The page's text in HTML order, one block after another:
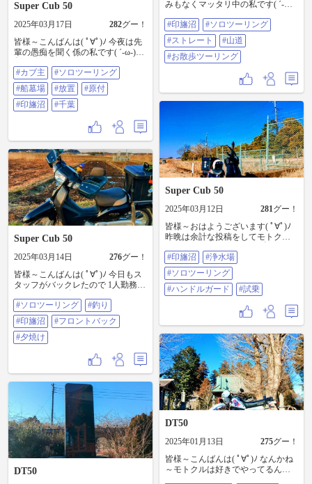
Super Cub 50
2025年03月17日 282グー！
皆様～こんばんは( ﾟ∀ﾟ)ﾉ 今夜は先
輩の愚痴を聞く係の私です( ´-ω-)y‐
を走ります 網やら鰻の仕掛けが散
乱されてる脇道を通ると放置され
た船が表れます 廃業になった漁師
が捨てていったんですかね 見物さ
ロツーリング #船墓場 #放置 #原付
#カブ主
#ソロツーリング
#船墓場
#放置
#原付
#印旛沼
#千葉
みもなくマッタリ中の私です( ´-
印旛沼の信号の無いストレートを
楽しみ山道に入ります 続きます #
印旛沼 #ソロツーリング #ストレー
ト #山道 #お散歩ツーリング
#印旛沼
#ソロツーリング
#ストレート
#山道
#お散歩ツーリング
Super Cub 50
2025年03月14日 276グー！
皆様～こんばんは( ﾟ∀ﾟ)ﾉ 今日もス
タッフがバックレたので 1人勤務な
釣り場に行ったが、全然釣れず ヘ
ラ師のおじ様とトークに花が咲く
おじ様もバイク乗りでCLに乗って
るらしい あっ フロントバックなる
で帰路に着きました と、今回は此
ありがとうございました #ソロツー
リング #釣り #印旛沼 #フロントバ
ック #夕焼け
#ソロツーリング
#釣り
#印旛沼
#フロントバック
#夕焼け
Super Cub 50
2025年03月12日 281グー！
皆様～おはようございます( ﾟ∀ﾟ)ﾉ
昨晩は余計な投稿をしてモトクル
ｭｳ 続きです 浄水場跡地まで走りま
した ウム！ 風の当たりも少なくな
ったし割りと良い 前回着けていた
ハンドルガードより 良い感じです
浄水場 #ソロツーリング #ハンドル
#印旛沼
#浄水場
#ソロツーリング
#ハンドルガード
#試乗
DT50
DT50
2025年01月13日 275グー！
皆様～こんばんは( ﾟ∀ﾟ)ﾉ なんかね
～モトクルは好きでやってるんだ